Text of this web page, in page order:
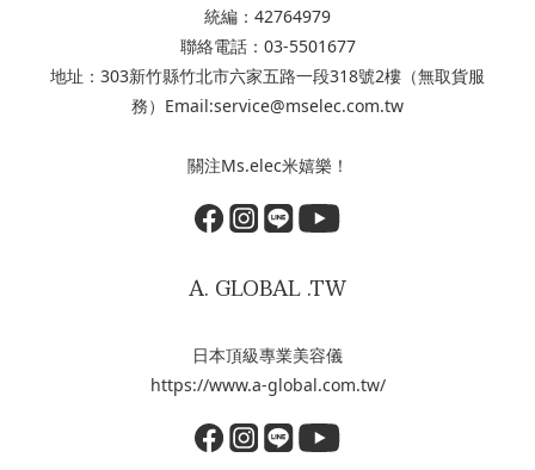
統編：42764979
聯絡電話：03-5501677
地址：303新竹縣竹北市六家五路一段318號2樓（無取貨服
務）Email:service@mselec.com.tw
關注Ms.elec米嬉樂！
A. GLOBAL .TW
日本頂級專業美容儀
https://www.a-global.com.tw/